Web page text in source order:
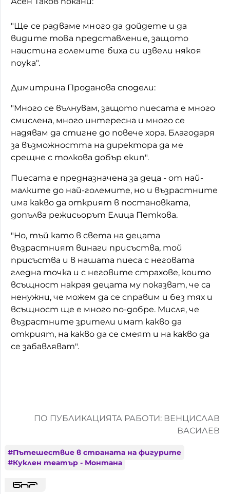
"Ще се радваме много да дойдете и да
видите това представление, защото
наистина големите биха си извели някоя
поука".
Димитрина Проданова сподели:
"Много се вълнувам, защото пиесата е много
смислена, много интересна и много се
надявам да стигне до повече хора. Благодаря
за възможността на директора да ме
срещне с толкова добър екип".
Пиесата е предназначена за деца - от най-
малките до най-големите, но и възрастните
има какво да открият в постановката,
допълва режисьорът Елица Петкова.
"Но, тъй като в света на децата
възрастният винаги присъства, той
присъства и в нашата пиеса с неговата
гледна точка и с неговите страхове, които
всъщност накрая децата му показват, че са
ненужни, че можем да се справим и без тях и
всъщност ще е много по-добре. Мисля, че
възрастните зрители имат какво да
открият, на какво да се смеят и на какво да
се забавляват".
ПО ПУБЛИКАЦИЯТА РАБОТИ: ВЕНЦИСЛАВ
ВАСИЛЕВ
#Пътешествие в страната на фигурите
#Куклен театър - Монтана